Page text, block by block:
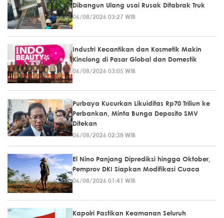
Dibangun Ulang usai Rusak Ditabrak Truk
06/08/2026 03:27 WIB
Industri Kecantikan dan Kosmetik Makin
Kinclong di Pasar Global dan Domestik
06/08/2026 03:05 WIB
Purbaya Kucurkan Likuiditas Rp70 Triliun ke
Perbankan, Minta Bunga Deposito SMV
Ditekan
06/08/2026 02:38 WIB
El Nino Panjang Diprediksi hingga Oktober,
Pemprov DKI Siapkan Modifikasi Cuaca
06/08/2026 01:41 WIB
Kapolri Pastikan Keamanan Seluruh